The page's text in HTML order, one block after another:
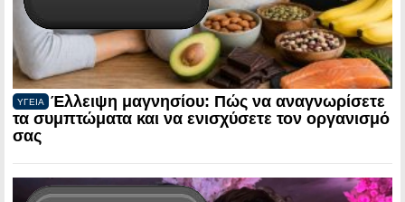
ΥΓΕΙΑ
Έλλειψη μαγνησίου: Πώς να αναγνωρίσετε
τα συμπτώματα και να ενισχύσετε τον οργανισμό
σας